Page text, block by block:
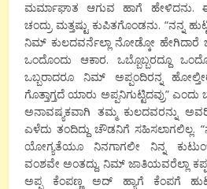
ಮರ್ಮಾಘಾತ ಆಗುವ ಹಾಗೆ ಹೇಳಿದನು.
ಚಂದ್ರು ಮತ್ತಷ್ಟು ಕುಪಿತಗೊಂಡನು. “ನನ್ನ
ನಿಮ್ ಕುಲದವರ್ನೆಲ್ಲಾ ನೋಡ್ಕೋ ಹೇಗಿದಾರೆ
ಒಂದೊಂದು ಆಕಾರ. ಒಬ್ಬೊಬ್ಬರದ್ದೂ
ಒಬ್ಬರಾದರೂ ನಿಮ್ ಅಪ್ಪಂದಿರನ್ನ
ಗೊತ್ತಾಗ್ತದೆ ಯಾರು ಅಪ್ಪನಿಗುಟ್ಟಿದವ್ರು”
ಅನಾವಷ್ಯಕವಾಗಿ ತಮ್ಮ ಕುಲದವರನ್ನು
ಎಳೆದು ತಂದಿದ್ದು ಚೌಡನಿಗೆ ಸಹಿಸಲಾಗಲಿಲ್ಲ.
ಯೋಗ್ಯತೆಯೂ ನಿನಗಾಗಲೀ ನಿನ್ನ
ವಂಶವೇ ಅಂತದ್ದು. ನಿಮ್ ಜಾತಿಯವರೆಲ್ಲಾ
ಅಪ್ಪ ಕೆಂಪಣ್ಣ ಅದ್ ಹ್ಯಾಗೆ ಕೆಂಪಗೆ